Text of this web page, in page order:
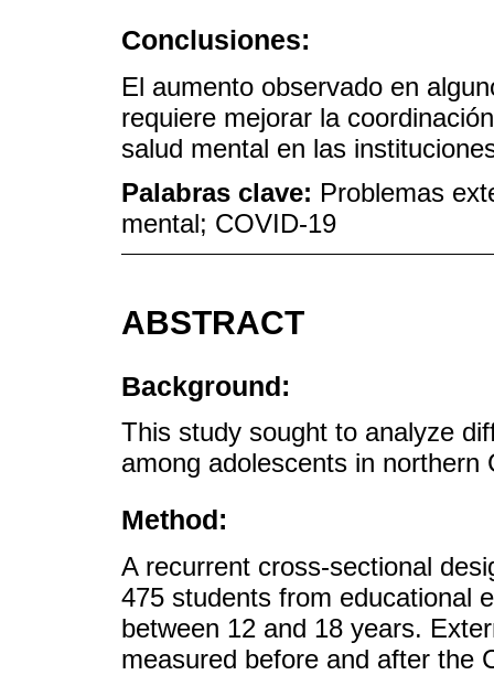
Conclusiones:
El aumento observado en
requiere mejorar la
salud mental en las
Palabras clave: Problemas
mental; COVID-19
ABSTRACT
Background:
This study sought to analyze
among adolescents in
Method:
A recurrent cross-sectional
475 students from educational
between 12 and 18 years.
measured before and after the